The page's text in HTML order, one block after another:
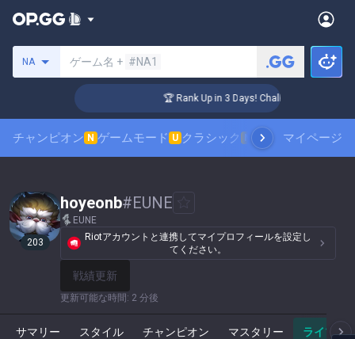
NA ゲーム名 + #NA1
🏆 Rank Up in 3 Days! Challenger Coaching
チャンピオン N ゲームモード U クラシック N スキンランキング
マイページ
203
hoyeonb#EUNE
EUNE
Riotアカウントと連携してマイプロフィールを設定し
てください。
戦績更新
更新可能な時間 : 2 分後
サマリー スタイル チャンピオン マスタリー ライブゲ